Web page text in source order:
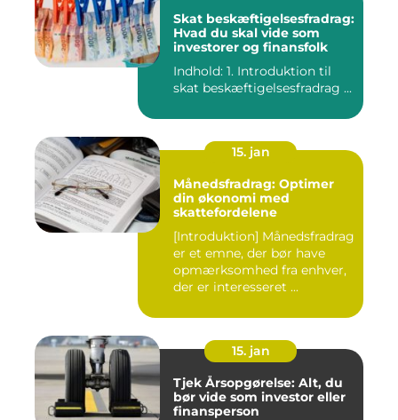
Skat beskæftigelsesfradrag:
Hvad du skal vide som
investorer og finansfolk
Indhold: 1. Introduktion til
skat beskæftigelsesfradrag ...
15. jan
Månedsfradrag: Optimer
din økonomi med
skattefordelene
[Introduktion] Månedsfradrag
er et emne, der bør have
opmærksomhed fra enhver,
der er interesseret ...
15. jan
Tjek Årsopgørelse: Alt, du
bør vide som investor eller
finansperson